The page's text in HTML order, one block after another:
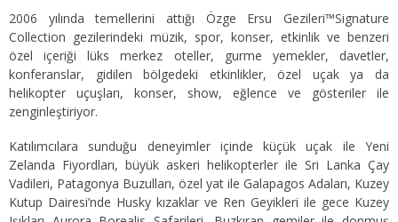
2006 yılında temellerini attığı Özge Ersu Gezileri™Signature
Collection gezilerindeki müzik, spor, konser, etkinlik ve benzeri
özel içeriği lüks merkez oteller, gurme yemekler, davetler,
konferanslar, gidilen bölgedeki etkinlikler, özel uçak ya da
helikopter uçuşları, konser, show, eğlence ve gösteriler ile
zenginleştiriyor.
Katılımcılara sunduğu deneyimler içinde küçük uçak ile Yeni
Zelanda Fiyordları, büyük askeri helikopterler ile Sri Lanka Çay
Vadileri, Patagonya Buzulları, özel yat ile Galapagos Adaları, Kuzey
Kutup Dairesi’nde Husky kızaklar ve Ren Geyikleri ile gece Kuzey